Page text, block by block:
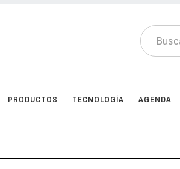
PRODUCTOS TECNOLOGÍA AGENDA